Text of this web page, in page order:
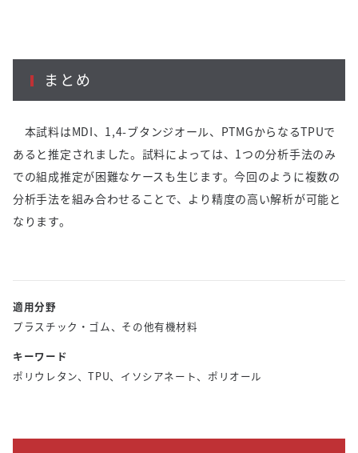
まとめ
本試料はMDI、 1,4-ブタンジオール、 PTMGからなるTPUで
あると推定されました。試料によっては、 1 つの分析手法のみ
での組成推定が困難なケースも生じます。今回のように複数の
分析手法を組み合わせることで、より精度の高い解析が可能と
なります。
適用分野
プラスチック・ゴム、その他有機材料
キーワード
ポリウレタン、TPU、イソシアネート、ポリオール